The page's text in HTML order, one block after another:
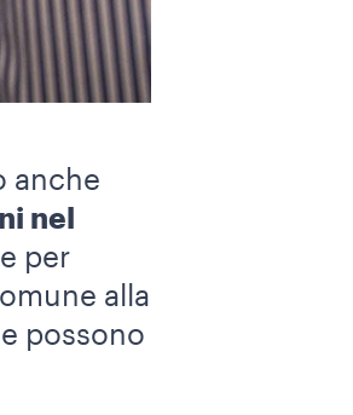
anche
nel
per
alla
possono